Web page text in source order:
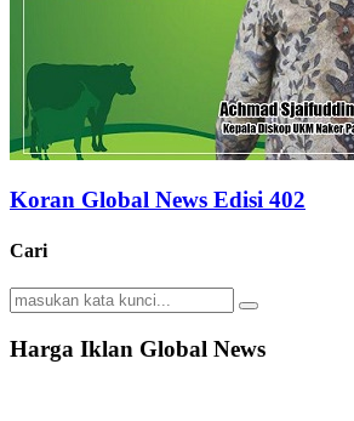
Koran Global News Edisi 402
Cari
Search
for:
Search
Harga Iklan Global News